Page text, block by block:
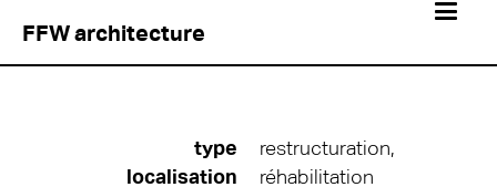
FFW architecture
type
localisation
restructuration,
réhabilitation